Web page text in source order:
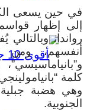
في حين يسعى
إلى إظهار
رواندا، وبالتالي
أنفسهم، ومن
كلمة
وهي هضبة جبلية
الجنوبية.